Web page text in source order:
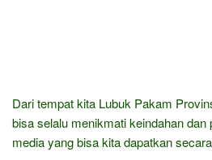
Dari tempat kita Lubuk Pakam
bisa selalu menikmati keindahan dan
media yang bisa kita dapatkan